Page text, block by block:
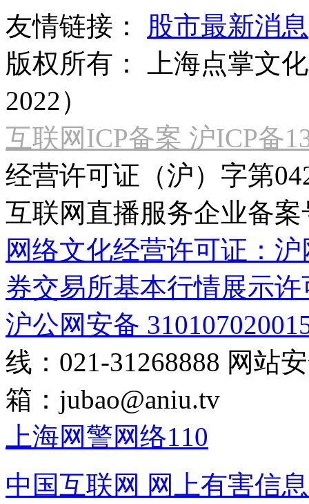
友情链接：
股市最新消息
版权所有：
上海点掌文
2022）
互联网ICP备案 沪ICP备
经营许可证（沪）字第
互联网直播服务企业备案
网络文化经营许可证：
券交易所基本行情展示许
沪公网安备
线：021-31268888 网站
箱： jubao@aniu.tv
上海网警网络110
中国互联网 网上有害信